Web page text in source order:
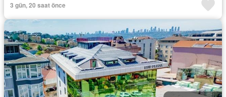
3 gün, 20 saat önce